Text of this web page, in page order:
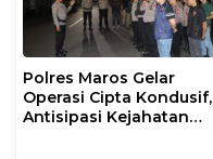
Polres Maros Gelar
Operasi Cipta Kondusif,
Antisipasi Kejahatan